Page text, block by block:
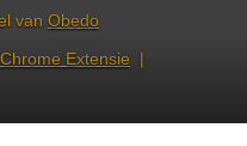
van Obedo
Chrome Extensie |